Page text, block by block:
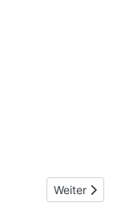
Nächster
Weiter